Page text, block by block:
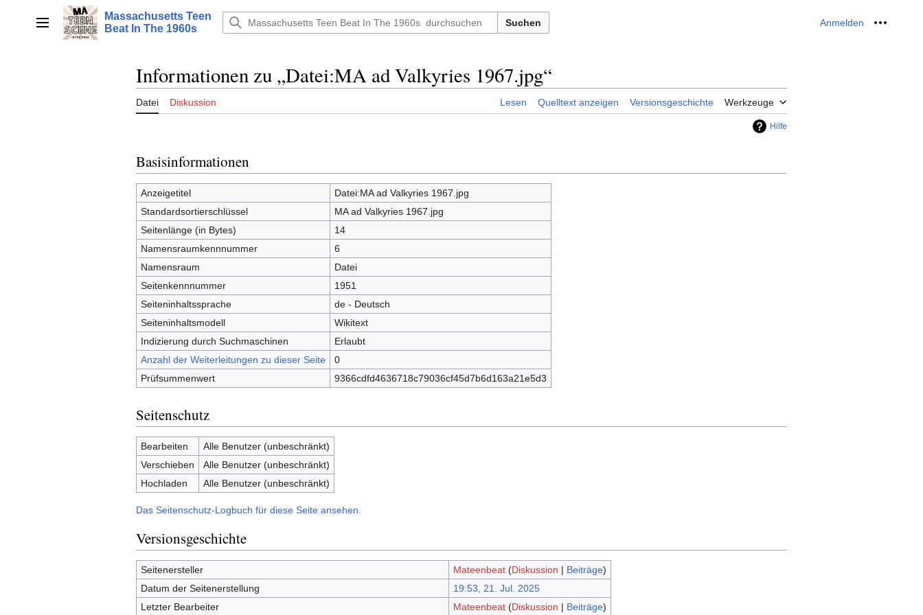
springenHauptmenü
Massachusetts Teen
Beat In The 1960s
Suchen Anmelden Meine
Informationen zu „Datei:MA ad Valkyries 1967.jpg“
Datei Diskussion Lesen Quelltext anzeigen Versionsgeschichte Werkzeuge
Hilfe
Basisinformationen
Anzeigetitel
Datei:MA ad Valkyries 1967.jpg
Standardsortierschlüssel
MA ad Valkyries 1967.jpg
Seitenlänge (in Bytes)
14
Namensraumkennnummer
6
Namensraum
Datei
Seitenkennnummer
1951
Seiteninhaltssprache
de - Deutsch
Seiteninhaltsmodell
Wikitext
Indizierung durch Suchmaschinen
Erlaubt
Anzahl der Weiterleitungen zu dieser Seite
0
Prüfsummenwert
9366cdfd4636718c79036cf45d7b6d163a21e5d3
Seitenschutz
Bearbeiten
Alle Benutzer (unbeschränkt)
Verschieben
Alle Benutzer (unbeschränkt)
Hochladen
Alle Benutzer (unbeschränkt)
Das Seitenschutz-Logbuch für diese Seite ansehen.
Versionsgeschichte
Seitenersteller Mateenbeat (Diskussion | Beiträge)
Datum der Seitenerstellung
19:53, 21. Jul. 2025
Letzter Bearbeiter
Mateenbeat (Diskussion | Beiträge)